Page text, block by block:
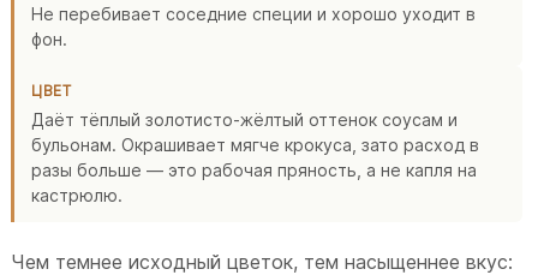
Не перебивает соседние специи и хорошо уходит в
фон.
ЦВЕТ
Даёт тёплый золотисто-жёлтый оттенок соусам и
бульонам. Окрашивает мягче крокуса, зато расход в
разы больше — это рабочая пряность, а не капля на
кастрюлю.
Чем темнее исходный цветок, тем насыщеннее вкус: